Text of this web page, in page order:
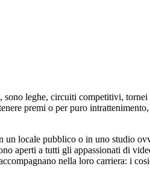
leghe, circuiti competitivi,
premi o per puro
locale pubblico o in uno studio
aperti a tutti gli appassionati di
nella loro carriera: i